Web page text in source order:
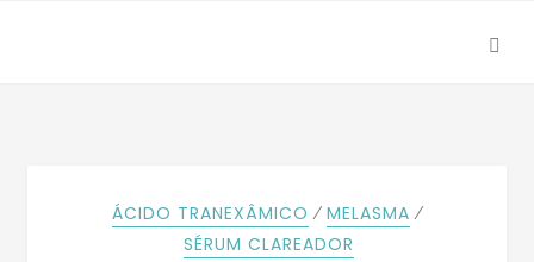
ÁCIDO TRANEXÂMICO ⁄ MELASMA ⁄
SÉRUM CLAREADOR